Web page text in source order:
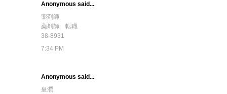
Anonymous said...
薬剤師
薬剤師 転職
38-8931
7:34 PM
Anonymous said...
皇潤